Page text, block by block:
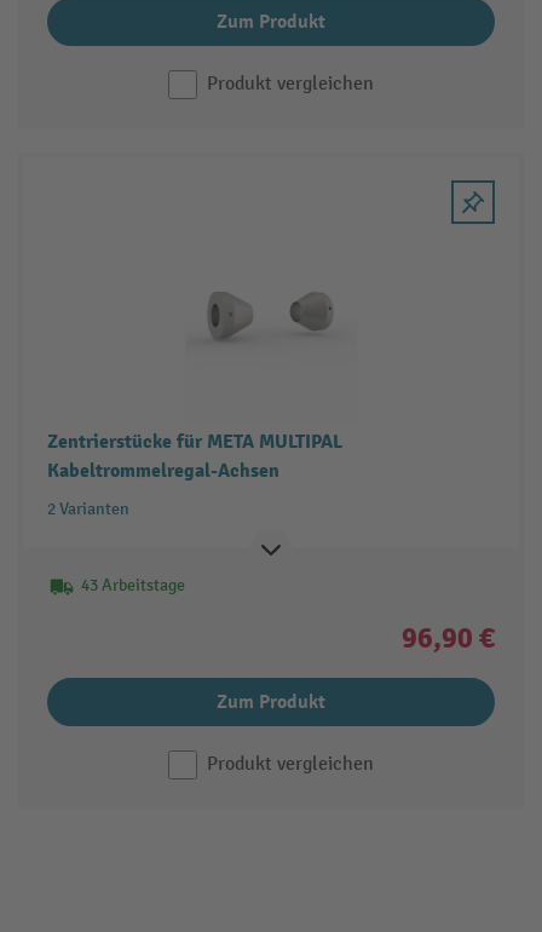
Zum Produkt
Produkt vergleichen
Zentrierstücke für META MULTIPAL
Kabeltrommelregal-Achsen
2 Varianten
43 Arbeitstage
96,90 €
Zum Produkt
Produkt vergleichen